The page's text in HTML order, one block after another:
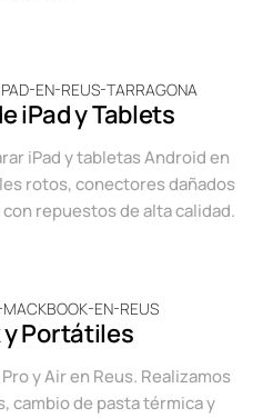
iPad y Tablets
iPad y tabletas Android en
rotos, conectores dañados
repuestos de alta calidad.
y Portátiles
y Air en Reus. Realizamos
cambio de pasta térmica y